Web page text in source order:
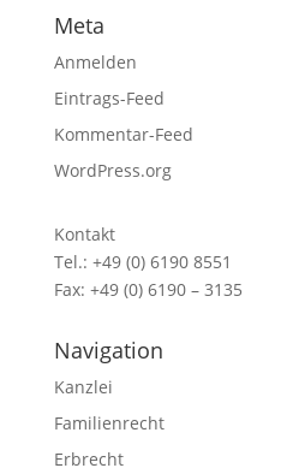
Meta
Anmelden
Eintrags-Feed
Kommentar-Feed
WordPress.org
Kontakt
Tel.: +49 (0) 6190 8551
Fax: +49 (0) 6190 – 3135
Navigation
Kanzlei
Familienrecht
Erbrecht